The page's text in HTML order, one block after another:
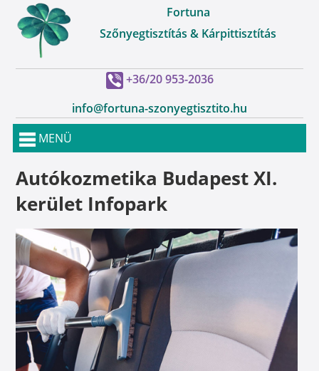
Fortuna
Szőnyegtisztítás & Kárpittisztítás
+36/20 953-2036
info@fortuna-szonyegtisztito.hu
MENÜ
Autókozmetika Budapest XI.
kerület Infopark